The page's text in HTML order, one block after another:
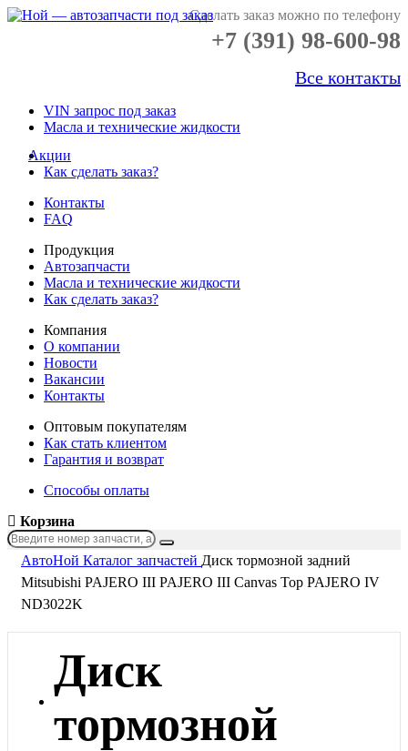
Сделать заказ можно по телефону
+7 (391) 98-600-98
Все контакты
VIN запрос под заказ
Масла и технические жидкости
Акции
Как сделать заказ?
Контакты
FAQ
Продукция
Автозапчасти
Масла и технические жидкости
Как сделать заказ?
Компания
О компании
Новости
Вакансии
Контакты
Оптовым покупателям
Как стать клиентом
Гарантия и возврат
Способы оплаты
Корзина
АвтоНой Каталог запчастей Диск тормозной задний
Mitsubishi PAJERO III PAJERO III Canvas Top PAJERO IV
ND3022K
Диск
тормозной